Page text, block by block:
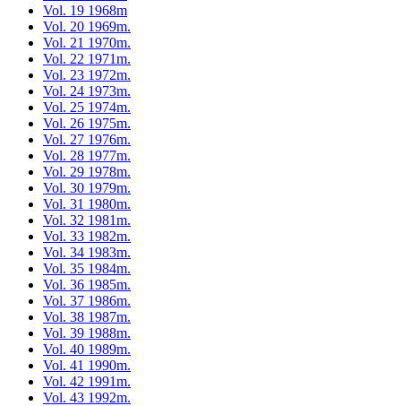
Vol. 19 1968m
Vol. 20 1969m.
Vol. 21 1970m.
Vol. 22 1971m.
Vol. 23 1972m.
Vol. 24 1973m.
Vol. 25 1974m.
Vol. 26 1975m.
Vol. 27 1976m.
Vol. 28 1977m.
Vol. 29 1978m.
Vol. 30 1979m.
Vol. 31 1980m.
Vol. 32 1981m.
Vol. 33 1982m.
Vol. 34 1983m.
Vol. 35 1984m.
Vol. 36 1985m.
Vol. 37 1986m.
Vol. 38 1987m.
Vol. 39 1988m.
Vol. 40 1989m.
Vol. 41 1990m.
Vol. 42 1991m.
Vol. 43 1992m.